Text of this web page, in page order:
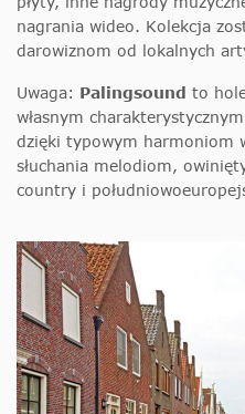
nagrania wideo. Kolekcja
darowiznom od lokalnych
Uwaga: Palingsound to
własnym
dzięki typowym harmoniom
słuchania melodiom,
country i